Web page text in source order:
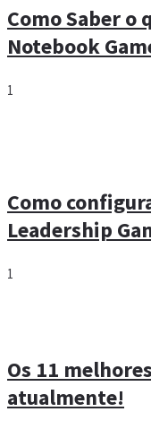
Qual é o
Veja agora!
1
Como Saber o
Notebook
1
Como
Leadership